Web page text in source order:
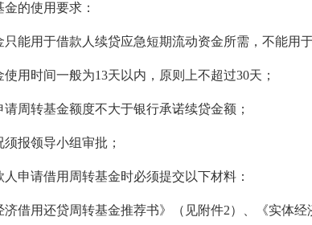
金的使用要求：
只能用于借款人续贷应急短期流动资金所需，不能用
使用时间一般为13天以内，原则上不超过30天；
请周转基金额度不大于银行承诺续贷金额；
须报领导小组审批；
人申请借用周转基金时必须提交以下材料：
济借用还贷周转基金推荐书》（见附件2）、《实体